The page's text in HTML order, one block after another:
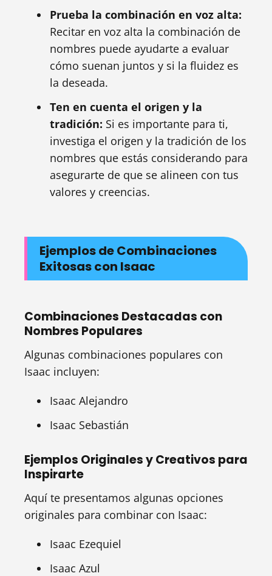
Prueba la combinación en voz alta:
Recitar en voz alta la combinación de
nombres puede ayudarte a evaluar
cómo suenan juntos y si la fluidez es
la deseada.
Ten en cuenta el origen y la
tradición: Si es importante para ti,
investiga el origen y la tradición de los
nombres que estás considerando para
asegurarte de que se alineen con tus
valores y creencias.
Ejemplos de Combinaciones
Exitosas con Isaac
Combinaciones Destacadas con
Nombres Populares
Algunas combinaciones populares con
Isaac incluyen:
Isaac Alejandro
Isaac Sebastián
Ejemplos Originales y Creativos para
Inspirarte
Aquí te presentamos algunas opciones
originales para combinar con Isaac:
Isaac Ezequiel
Isaac Azul